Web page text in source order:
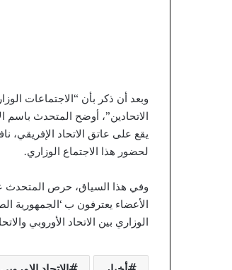
وبعد أن ذكر بأن “الاجتماعات
الاتحادين”، أوضح المتحدث باسم
يقع على عاتق الاتحاد الإفريقي،
لحضور هذا الاجتماع الوزاري.
وفي هذا السياق، حرص المتحدث
الأعضاء يعترفون ب ‘الجمهورية
الوزاري بين الاتحاد الأوروبي